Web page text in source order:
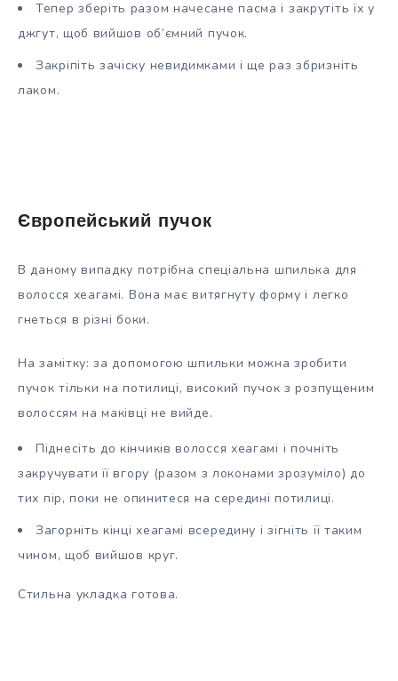
Тепер зберіть разом начесане пасма і закрутіть їх у
джгут, щоб вийшов об’ємний пучок.
Закріпіть зачіску невидимками і ще раз збризніть
лаком.
Європейський пучок
В даному випадку потрібна спеціальна шпилька для
волосся хеагамі. Вона має витягнуту форму і легко
гнеться в різні боки.
На замітку: за допомогою шпильки можна зробити
пучок тільки на потилиці, високий пучок з розпущеним
волоссям на маківці не вийде.
Піднесіть до кінчиків волосся хеагамі і почніть
закручувати її вгору (разом з локонами зрозуміло) до
тих пір, поки не опинитеся на середині потилиці.
Загорніть кінці хеагамі всередину і зігніть її таким
чином, щоб вийшов круг.
Стильна укладка готова.